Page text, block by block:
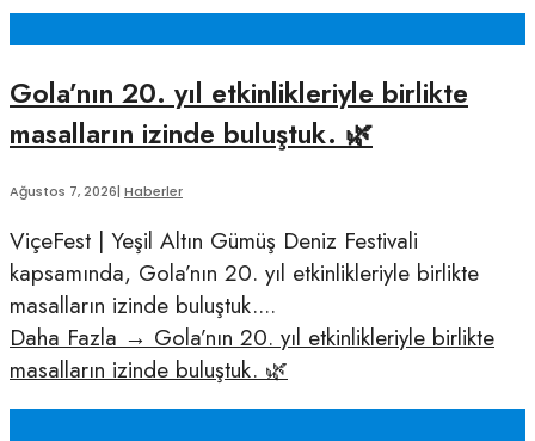
Gola’nın 20. yıl etkinlikleriyle birlikte
masalların izinde buluştuk. 🌿
Ağustos 7, 2026| Haberler
ViçeFest | Yeşil Altın Gümüş Deniz Festivali
kapsamında, Gola’nın 20. yıl etkinlikleriyle birlikte
masalların izinde buluştuk....
Daha Fazla → Gola’nın 20. yıl etkinlikleriyle birlikte
masalların izinde buluştuk. 🌿